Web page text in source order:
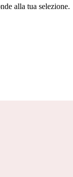
alla tua selezione.